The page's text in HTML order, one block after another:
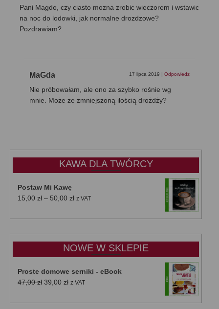
Pani Magdo, czy ciasto mozna zrobic wieczorem i wstawic
na noc do lodowki, jak normalne drozdzowe?
Pozdrawiam?
MaGda 17 lipca 2019 Odpowiedz
Nie próbowałam, ale ono za szybko rośnie wg
mnie. Może ze zmniejszoną ilością drożdży?
KAWA DLA TWÓRCY
Postaw Mi Kawę
15,00 zł – 50,00 złZakres
od
do
50,00 zł
z VAT
NOWE W SKLEPIE
Proste domowe serniki - eBook
47,00zł Pierwotna
wynosiła:
39,00 złAktualna
wynosi:
z VAT